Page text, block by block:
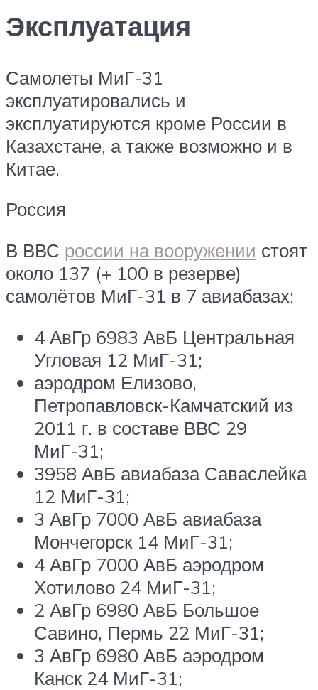
Эксплуатация
Самолеты МиГ-31
эксплуатировались и
эксплуатируются кроме России в
Казахстане, а также возможно и в
Китае.
Россия
В ВВС россии на вооружении стоят
около 137 (+ 100 в резерве)
самолётов МиГ-31 в 7 авиабазах:
4 АвГр 6983 АвБ Центральная
Угловая 12 МиГ-31;
аэродром Елизово,
Петропавловск-Камчатский из
2011 г. в составе ВВС 29
МиГ-31;
3958 АвБ авиабаза Саваслейка
12 МиГ-31;
3 АвГр 7000 АвБ авиабаза
Мончегорск 14 МиГ-31;
4 АвГр 7000 АвБ аэродром
Хотилово 24 МиГ-31;
2 АвГр 6980 АвБ Большое
Савино, Пермь 22 МиГ-31;
3 АвГр 6980 АвБ аэродром
Канск 24 МиГ-31;